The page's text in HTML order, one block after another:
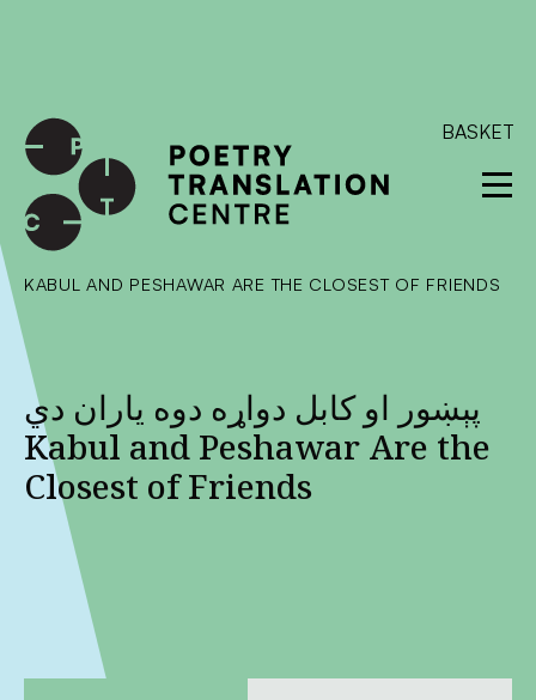
BASKET
KABUL AND PESHAWAR ARE THE CLOSEST OF FRIENDS
پېښور او کابل دواړه دوه ياران دي
Kabul and Peshawar Are the
Closest of Friends